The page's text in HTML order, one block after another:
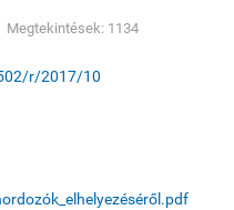
Megtekintések: 1134
r/2017/10